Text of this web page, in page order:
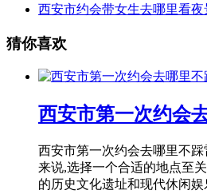
西安市约会带女生去哪里看夜
猜你喜欢
西安市第一次约会
西安市第一次约会去哪里不
来说,选择一个合适的地点至
的历史文化遗址和现代休闲